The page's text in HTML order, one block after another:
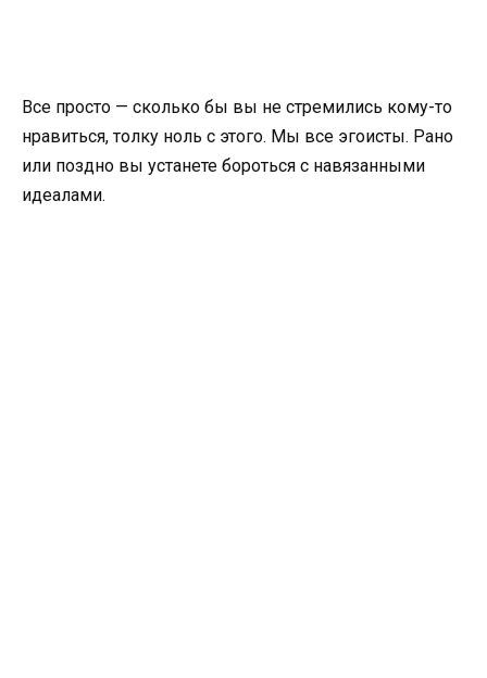
Все просто — сколько бы вы не стремились кому-то
нравиться, толку ноль с этого. Мы все эгоисты. Рано
или поздно вы устанете бороться с навязанными
идеалами.